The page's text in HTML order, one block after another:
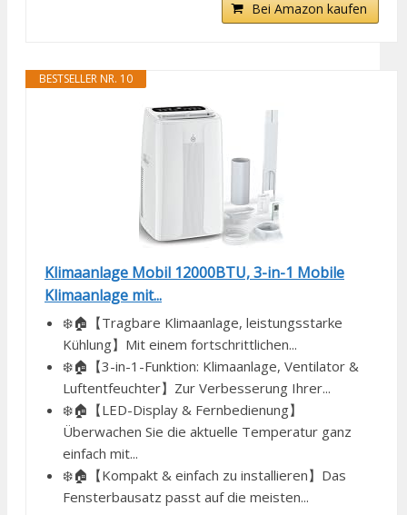
Bei Amazon kaufen
BESTSELLER NR. 10
Klimaanlage Mobil 12000BTU, 3-in-1 Mobile
Klimaanlage mit...
❄️🏠【Tragbare Klimaanlage, leistungsstarke
Kühlung】Mit einem fortschrittlichen...
❄️🏠【3-in-1-Funktion: Klimaanlage, Ventilator &
Luftentfeuchter】Zur Verbesserung Ihrer...
❄️🏠【LED-Display & Fernbedienung】
Überwachen Sie die aktuelle Temperatur ganz
einfach mit...
❄️🏠【Kompakt & einfach zu installieren】Das
Fensterbausatz passt auf die meisten...